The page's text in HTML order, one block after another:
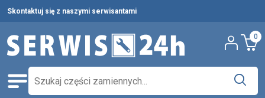
Skontaktuj się z naszymi serwisantami
0